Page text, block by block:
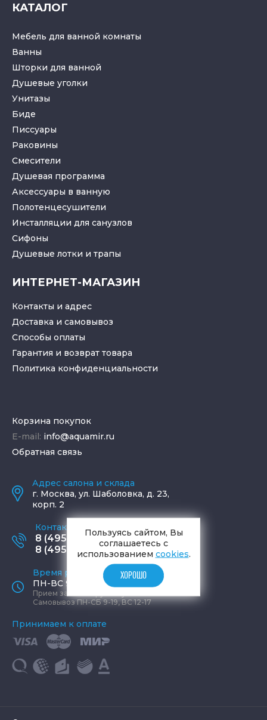
КАТАЛОГ
Мебель для ванной комнаты
Ванны
Шторки для ванной
Душевые уголки
Унитазы
Биде
Писсуары
Раковины
Смесители
Душевая программа
Аксессуары в ванную
Полотенцесушители
Инсталляции для санузлов
Cифоны
Душевые лотки и трапы
ИНТЕРНЕТ-МАГАЗИН
Контакты и адрес
Доставка и самовывоз
Способы оплаты
Гарантия и возврат товара
Политика конфиденциальности
Корзина покупок
E-mail: info@aquamir.ru
Обратная связь
Адрес салона и склада
г. Москва, ул. Шаболовка, д. 23,
корп. 2
Контактные телефоны
8 (495) 795-77-65
8 (495) 797-11-67
Время работы офиса
ПН-ВС 9:00 - 19:00
Прием заказов круглосуточно
Самовывоз ПН-СБ 9-19, ВС 12-17
Принимаем к оплате
Пользуясь сайтом, Вы
соглашаетесь с
использованием cookies.
ХОРОШО